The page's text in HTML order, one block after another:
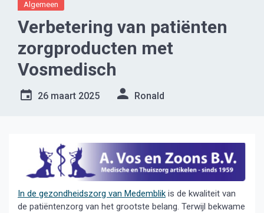
Algemeen
Verbetering van patiënten
zorgproducten met
Vosmedisch
26 maart 2025 Ronald
In de gezondheidszorg van Medemblik is de kwaliteit van
de patiëntenzorg van het grootste belang. Terwijl bekwame